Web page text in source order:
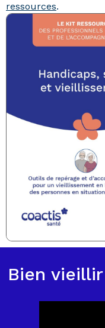
ressources.
Bien